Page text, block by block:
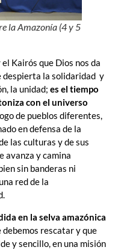
la Amazonía (4 y 5
Kairós que Dios nos da
despierta la solidaridad y
la unidad; es el tiempo
con el universo
de pueblos diferentes,
en defensa de la
las culturas y de sus
avanza y camina
sin banderas ni
red de la
en la selva amazónica
rescatar y que
y sencillo, en una misión